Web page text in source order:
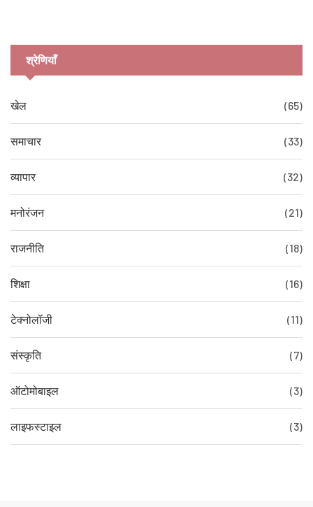
श्रेणियाँ
खेल (65)
समाचार (33)
व्यापार (32)
मनोरंजन (21)
राजनीति (18)
शिक्षा (16)
टेक्नोलॉजी (11)
संस्कृति (7)
ऑटोमोबाइल (3)
लाइफस्टाइल (3)